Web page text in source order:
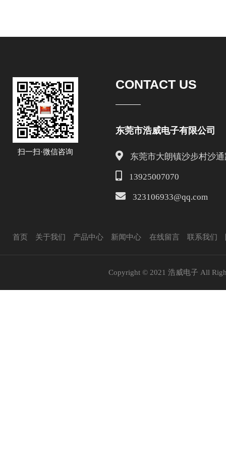
扫一扫·微信咨询
CONTACT US
东莞市浩威电子有限公司
东莞市大朗镇沙步村沙
13925007070
323106933@qq.com
首页 关于我们 产品中心 新闻中心 在线留言 联系我们
Copyright © 2021 浩威电子 All